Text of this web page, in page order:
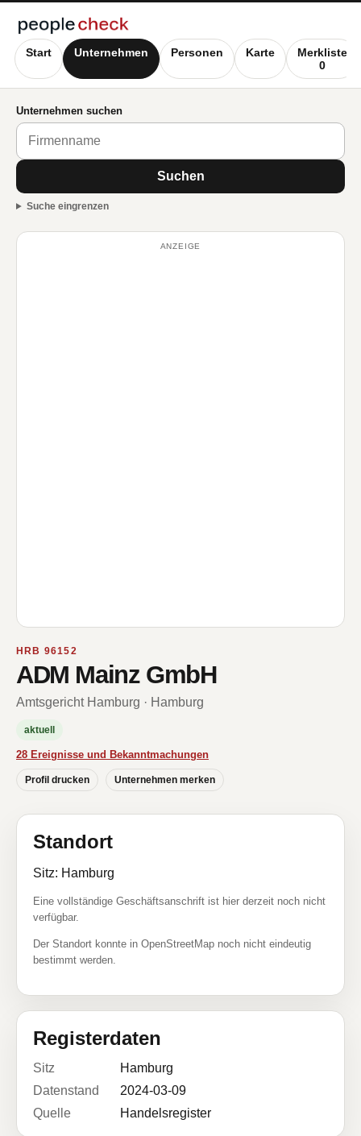
Start Unternehmen Personen Karte
Merkliste
0
Unternehmen suchen
Suchen
Suche eingrenzen
ANZEIGE
HRB 96152
ADM Mainz GmbH
Amtsgericht Hamburg · Hamburg
aktuell
28 Ereignisse und Bekanntmachungen
Profil drucken Unternehmen merken
Standort
Sitz: Hamburg
Eine vollständige Geschäftsanschrift ist hier derzeit noch nicht
verfügbar.
Der Standort konnte in OpenStreetMap noch nicht eindeutig
bestimmt werden.
Registerdaten
Sitz
Hamburg
Datenstand
2024-03-09
Quelle
Handelsregister